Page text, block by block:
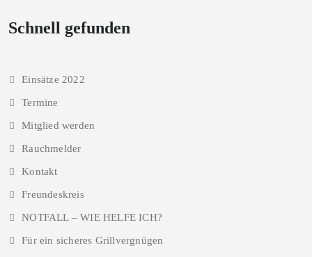
Schnell gefunden
Einsätze 2022
Termine
Mitglied werden
Rauchmelder
Kontakt
Freundeskreis
NOTFALL – WIE HELFE ICH?
Für ein sicheres Grillvergnügen